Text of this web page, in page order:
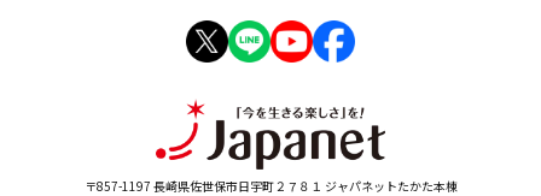
〒857-1197 長崎県佐世保市日宇町２７８１ ジャパネットたかた本棟